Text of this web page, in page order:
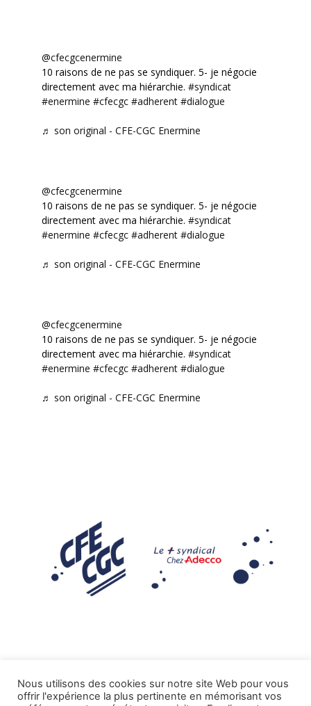
@cfecgcenermine
10 raisons de ne pas se syndiquer. 5- je négocie
directement avec ma hiérarchie. #syndicat
#enermine #cfecgc #adherent #dialogue
♬ son original - CFE-CGC Enermine
@cfecgcenermine
10 raisons de ne pas se syndiquer. 5- je négocie
directement avec ma hiérarchie. #syndicat
#enermine #cfecgc #adherent #dialogue
♬ son original - CFE-CGC Enermine
@cfecgcenermine
10 raisons de ne pas se syndiquer. 5- je négocie
directement avec ma hiérarchie. #syndicat
#enermine #cfecgc #adherent #dialogue
♬ son original - CFE-CGC Enermine
Nous utilisons des cookies sur notre site Web pour vous
offrir l'expérience la plus pertinente en mémorisant vos